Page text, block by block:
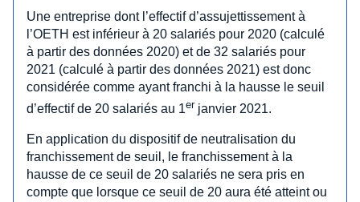
Une entreprise dont l’effectif d’assujettissement à
l’OETH est inférieur à 20 salariés pour 2020 (calculé
à partir des données 2020) et de 32 salariés pour
2021 (calculé à partir des données 2021) est donc
considérée comme ayant franchi à la hausse le seuil
d’effectif de 20 salariés au 1er janvier 2021.
En application du dispositif de neutralisation du
franchissement de seuil, le franchissement à la
hausse de ce seuil de 20 salariés ne sera pris en
compte que lorsque ce seuil de 20 aura été atteint ou